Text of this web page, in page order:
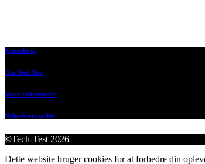
Kontakt os
Om Tech-Test
Vores bedømmelse
Nyhedsbrevsarkiv
©Tech-Test 2026
Dette website bruger cookies for at forbedre din